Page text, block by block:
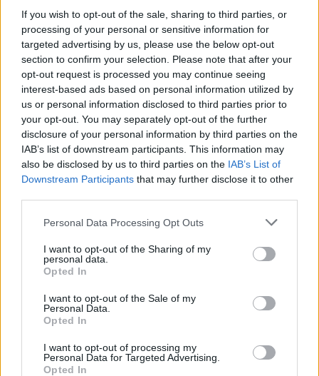
If you wish to opt-out of the sale, sharing to third parties, or
processing of your personal or sensitive information for
targeted advertising by us, please use the below opt-out
section to confirm your selection. Please note that after your
opt-out request is processed you may continue seeing
interest-based ads based on personal information utilized by
us or personal information disclosed to third parties prior to
your opt-out. You may separately opt-out of the further
disclosure of your personal information by third parties on the
IAB’s list of downstream participants. This information may
also be disclosed by us to third parties on the IAB’s List of
Downstream Participants that may further disclose it to other
Please note that this website/app uses one or more Google
not limited to your visit or usage behaviour. You may click to
grant or deny consent to Google and its third-party tags to
use your data for below specified purposes in below Google
consent section.
Personal Data Processing Opt Outs
I want to opt-out of the Sharing of my
personal data.
Opted In
I want to opt-out of the Sale of my
Personal Data.
Opted In
I want to opt-out of processing my
Personal Data for Targeted Advertising.
Opted In
Nézd meg premier előtt a
hollywoodi szexuális zaklatásokat
leleplező Azt mondtát! (Lezárva)
| 2022.11.04 17:00
Harvey Weinstein után
nyomoznak a She Said első
előzetesében
Hír| 2022.07.19 10:00
A Maestro lesz Bradley Cooper
következő nagy dobása?
Premierdátumot kapott a
újságírókról szóló film
Nézd meg velünk moziban az
Ígéretes fiatal nő - Kritika